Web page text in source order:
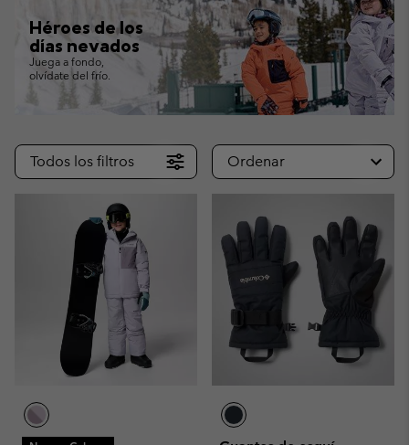
TO
SEARCH
Héroes de los
días nevados
Juega a fondo,
olvídate del frío.
Todos los filtros Ordenar